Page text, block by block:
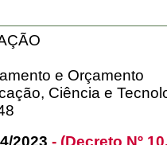
e Orçamento
Ciência e
2023 - (Decreto Nº